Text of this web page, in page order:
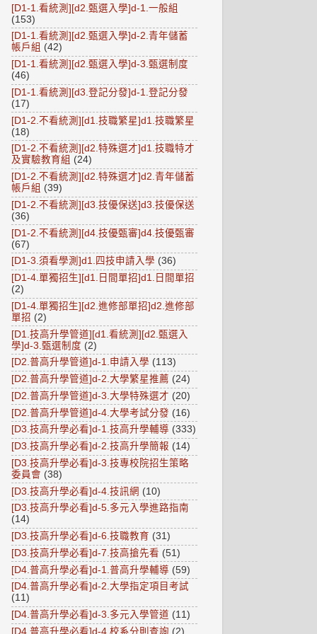
[D1-1.看統測][d2.甄選入學]d-1.一般組
(153)
[D1-1.看統測][d2.甄選入學]d-2.青年儲蓄
帳戶組 (42)
[D1-1.看統測][d2.甄選入學]d-3.甄選制度
(46)
[D1-1.看統測][d3.登記分發]d-1.登記分發
(17)
[D1-2.不看統測][d1.技職繁星]d1.技職繁星
(18)
[D1-2.不看統測][d2.特殊選才]d1.技職特才
及實驗教育組 (24)
[D1-2.不看統測][d2.特殊選才]d2.青年儲蓄
帳戶組 (39)
[D1-2.不看統測][d3.技優保送]d3.技優保送
(36)
[D1-2.不看統測][d4.技優甄審]d4.技優甄審
(67)
[D1-3.須看學測]d1.四技申請入學 (36)
[D1-4.單獨招生][d1.日間單招]d1.日間單招
(2)
[D1-4.單獨招生][d2.進修部單招]d2.進修部
單招 (2)
[D1.技高升學管道][d1.看統測][d2.甄選入
學]d-3.甄選制度 (2)
[D2.普高升學管道]d-1.申請入學 (113)
[D2.普高升學管道]d-2.大學繁星推薦 (24)
[D2.普高升學管道]d-3.大學特殊選才 (20)
[D2.普高升學管道]d-4.大學考試分發 (16)
[D3.技高升學必看]d-1.技高升學輔導 (333)
[D3.技高升學必看]d-2.技高升學簡報 (14)
[D3.技高升學必看]d-3.技專校院招生策略
委員會 (38)
[D3.技高升學必看]d-4.技訊網 (10)
[D3.技高升學必看]d-5.多元入學進路指南
(14)
[D3.技高升學必看]d-6.技職教育 (31)
[D3.技高升學必看]d-7.技高搶先看 (51)
[D4.普高升學必看]d-1.普高升學輔導 (59)
[D4.普高升學必看]d-2.大學指定項目考試
(11)
[D4.普高升學必看]d-3.多元入學管道 (11)
[D4.普高升學必看]d-4.校系分則查詢 (2)